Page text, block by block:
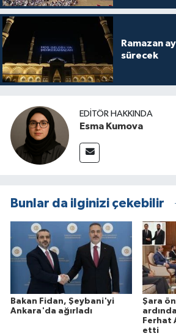
Ramazan
sürecek
EDITÖR HAKKINDA
Esma Kumova
Bunlar da ilginizi çekebilir
Bakan Fidan, Şeybani'yi
Ankara'da ağırladı
Şara
Ferhat
etti